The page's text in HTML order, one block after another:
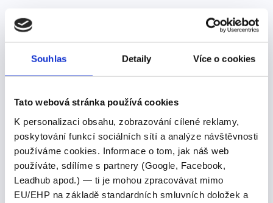
Souhlas Detaily Více o cookies
Tato webová stránka používá cookies
K personalizaci obsahu, zobrazování cílené reklamy,
poskytování funkcí sociálních sítí a analýze návštěvnosti
používáme cookies. Informace o tom, jak náš web
používáte, sdílíme s partnery (Google, Facebook,
Leadhub apod.) — ti je mohou zpracovávat mimo
EU/EHP na základě standardních smluvních doložek a
PLANEAR – plánovat planeo – plánuji planeas – plánuješ
planea – plánuje planeamos – plánujeme planeáis –
are worried
are worried
Pojďme se podívat na správné řešení